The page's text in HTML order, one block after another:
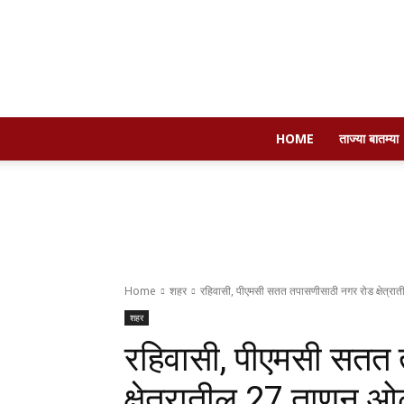
HOME ताज्या बातम्या
Home शहर रहिवासी, पीएमसी सतत तपासणीसाठी नगर रोड
शहर
रहिवासी, पीएमसी